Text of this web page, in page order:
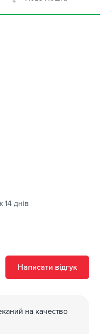
26
днів
Написати відгук
на качество